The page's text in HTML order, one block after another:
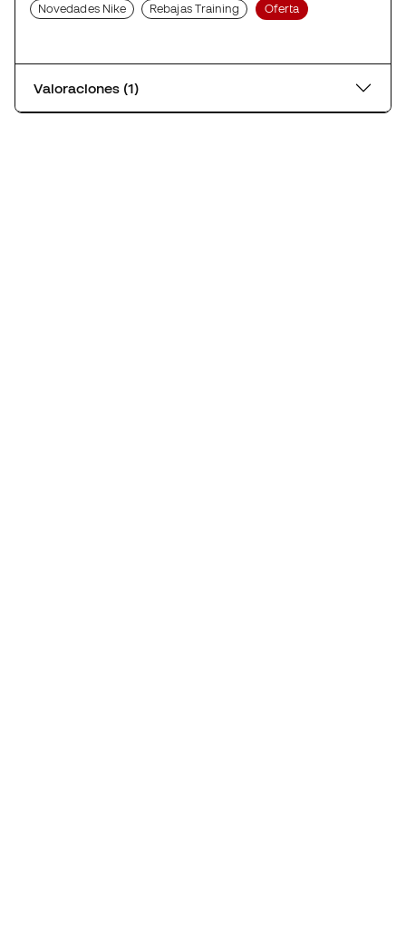
Novedades Nike Rebajas Training Oferta
Valoraciones (1)